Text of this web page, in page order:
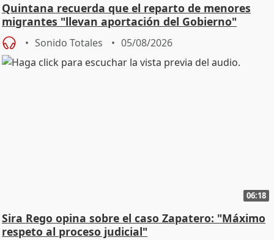
Quintana recuerda que el reparto de menores
migrantes "llevan aportación del Gobierno"
central
Sonido Totales 05/08/2026
06:18
Sira Rego opina sobre el caso Zapatero: "Máximo
respeto al proceso judicial"